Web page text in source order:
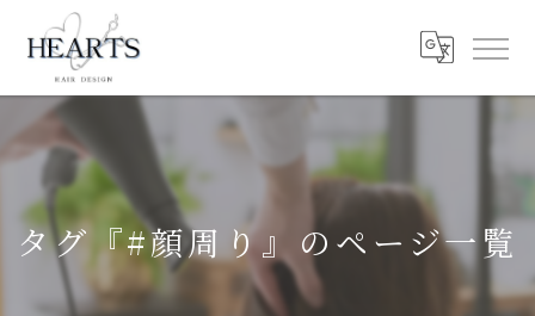
タグ『#顔周り』のページ一覧